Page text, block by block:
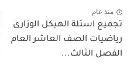
منذ عام
تجميع اسئلة الهيكل الوزارى
رياضيات الصف العاشر العام
الفصل الثالث...